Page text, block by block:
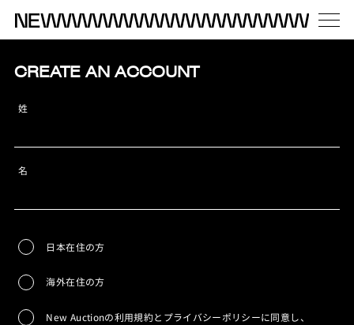
CREATE AN ACCOUNT
姓
名
日本在住の方
海外在住の方
New Auctionの利用規約とプライバシーポリシーに同意し、